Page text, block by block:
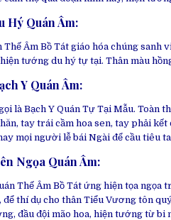
Hý Quán Âm:
Thế Âm Bồ Tát giáo hóa chúng sanh
tướng du hý tự tại. Thân màu
Y Quán Âm:
là Bạch Y Quán Tự Tại Mẫu. Toàn
tay trái cầm hoa sen, tay phải
mọi người lễ bái Ngài để cầu tiêu
Ngọa Quán Âm:
Thế Âm Bồ Tát ứng hiện tọa
để thí dụ cho thân Tiểu Vương tôn
đầu đội mão hoa, hiện tướng từ bi